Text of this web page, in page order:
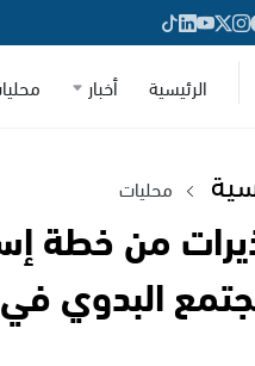
الرئيسية أخبار
محليات
من خطة
البدوي